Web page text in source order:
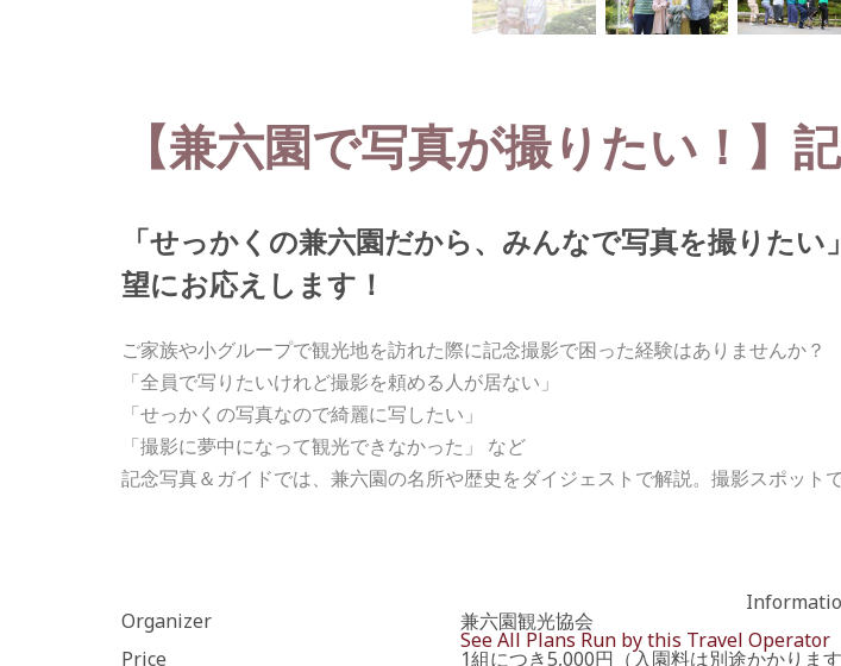
【兼六園で写真が撮りたい！】
「せっかくの兼六園だから、みんなで写真を撮りた
望にお応えします！
ご家族や小グループで観光地を訪れた際に記念撮影で困った経験はありませんか？
「全員で写りたいけれど撮影を頼める人が居ない」
「せっかくの写真なので綺麗に写したい」
「撮影に夢中になって観光できなかった」 など
記念写真＆ガイドでは、兼六園の名所や歴史をダイジェストで解説。撮影スポット
Organizer 兼六園観光協会
See All Plans Run by this Travel Operator
Price 1組につき5,000円（入園料は別途かかります